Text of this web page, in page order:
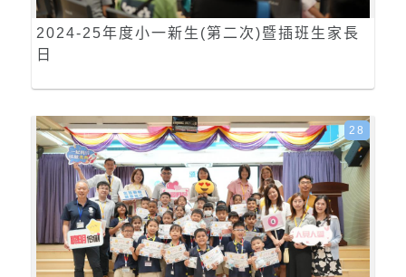
2024-25年度小一新生(第二次)暨插班生家長
日
28